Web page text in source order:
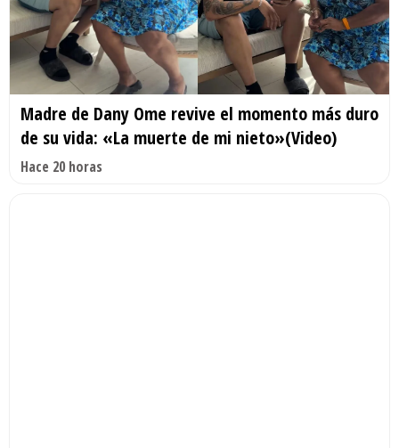
Madre de Dany Ome revive el momento más duro
de su vida: «La muerte de mi nieto»(Video)
Hace 20 horas